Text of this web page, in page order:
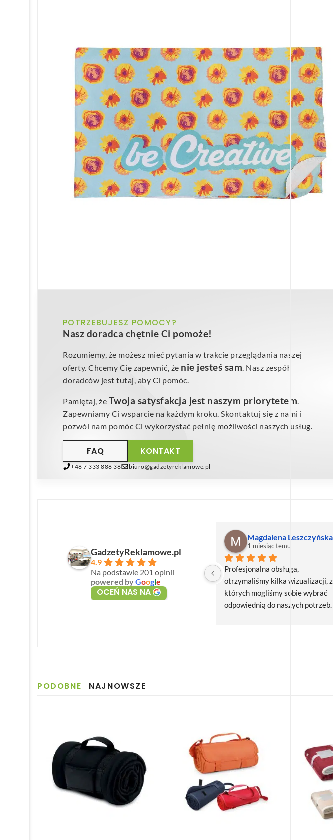
POTRZEBUJESZ POMOCY?
Nasz doradca chętnie Ci pomoże!
Rozumiemy, że możesz mieć pytania w trakcie przeglądania naszej
oferty. Chcemy Cię zapewnić, że nie jesteś sam. Nasz zespół
doradców jest tutaj, aby Ci pomóc.
Pamiętaj, że Twoja satysfakcja jest naszym priorytetem.
Zapewniamy Ci wsparcie na każdym kroku. Skontaktuj się z nami i
pozwól nam pomóc Ci wykorzystać pełnię możliwości naszych usług.
KONTAKT
FAQ
+48 7 333 888 38 biuro@gadzetyreklamowe.pl
GadzetyReklamowe.pl
4.9
Na podstawie 201 opinii
powered byGoogle
OCEŃ NAS NA
Magdalena Leszczyńska
1 miesiąc temu
Profesjonalna obsługa,
otrzymaliśmy kilka wizualizacji, z
których mogliśmy sobie wybrać
odpowiednią do naszych potrzeb.
PODOBNE NAJNOWSZE